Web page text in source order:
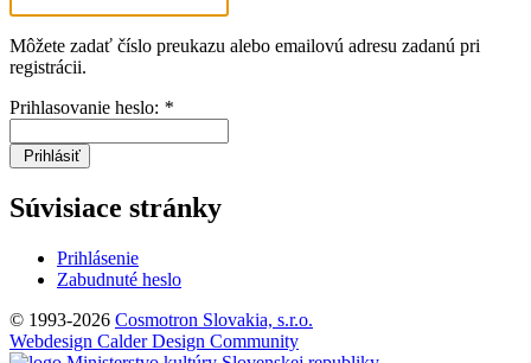
Môžete zadať číslo preukazu alebo emailovú adresu zadanú pri
registrácii.
Prihlasovanie heslo: *
Prihlásiť
Súvisiace stránky
Prihlásenie
Zabudnuté heslo
© 1993-2026 Cosmotron Slovakia, s.r.o.
Webdesign Calder Design Community